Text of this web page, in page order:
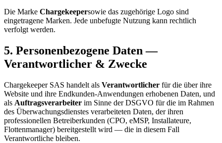
Die Marke Chargekeepersowie das zugehörige Logo sind
eingetragene Marken. Jede unbefugte Nutzung kann rechtlich
verfolgt werden.
5. Personenbezogene Daten —
Verantwortlicher & Zwecke
Chargekeeper SAS handelt als Verantwortlicher für die über ihre
Website und ihre Endkunden-Anwendungen erhobenen Daten, und
als Auftragsverarbeiter im Sinne der DSGVO für die im Rahmen
des Überwachungsdienstes verarbeiteten Daten, der ihren
professionellen Betreiberkunden (CPO, eMSP, Installateure,
Flottenmanager) bereitgestellt wird — die in diesem Fall
Verantwortliche bleiben.